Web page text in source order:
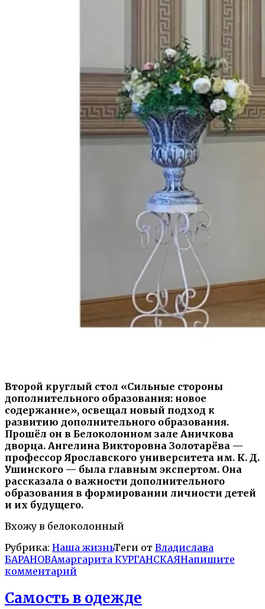
Второй круглый стол «Сильные стороны
дополнительного образования: новое
содержание», освещал новый подход к
развитию дополнительного образования.
Прошёл он в Белоколонном зале Аничкова
дворца. Ангелина Викторовна Золотарёва —
профессор Ярославского университета им. К. Д.
Ушинского — была главным экспертом. Она
рассказала о важности дополнительного
образования в формировании личности детей
и их будущего.
Вхожу в белоколонный
Рубрика: Наша жизньТеги от Владислава
БАРАНОВАмаргарита КУРГАНСКАЯНапишите
комментарий
Самость в одежде